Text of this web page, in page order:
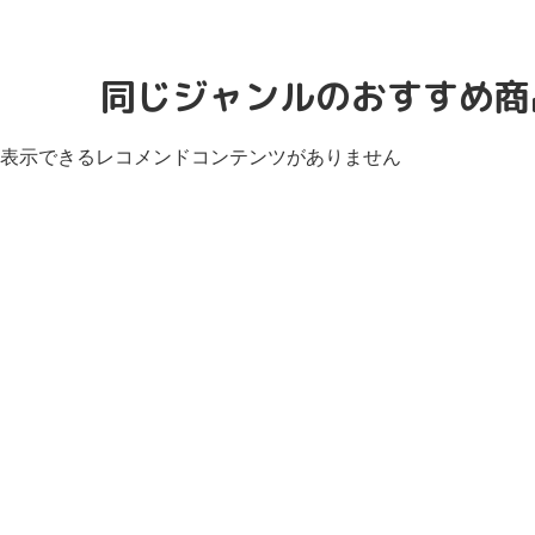
同じジャンルのおすすめ
表示できるレコメンドコンテンツがありません